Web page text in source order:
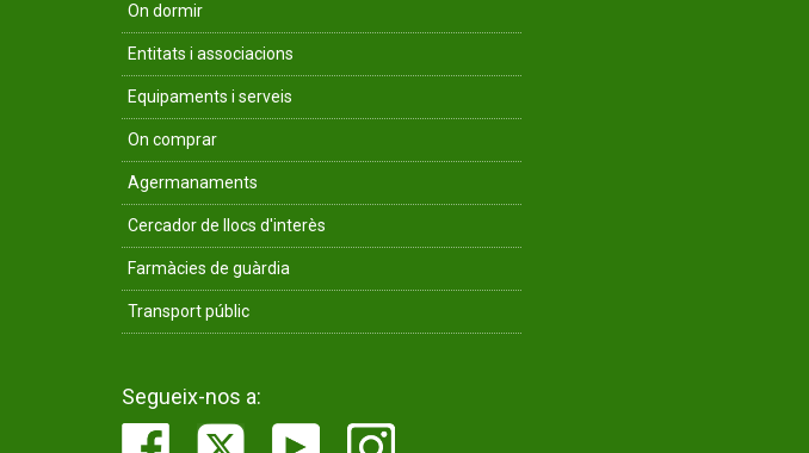
On dormir
Entitats i associacions
Equipaments i serveis
On comprar
Agermanaments
Cercador de llocs d'interès
Farmàcies de guàrdia
Transport públic
Segueix-nos a: